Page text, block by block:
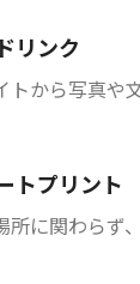
リンク
トから写真や
トプリント
所に関わらず